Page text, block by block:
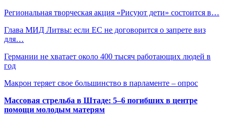
Региональная творческая акция «Рисуют дети» состоится в…
Глава МИД Литвы: если ЕС не договорится о запрете виз
для…
Германии не хватает около 400 тысяч работающих людей в
год
Макрон теряет свое большинство в парламенте – опрос
Массовая стрельба в Штаде: 5–6 погибших в центре
помощи молодым матерям